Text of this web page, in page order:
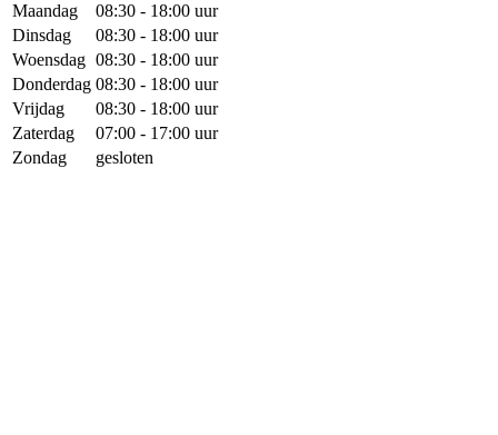
Maandag
08:30 - 18:00 uur
Dinsdag
08:30 - 18:00 uur
Woensdag 08:30 - 18:00 uur
Donderdag 08:30 - 18:00 uur
Vrijdag
08:30 - 18:00 uur
Zaterdag
07:00 - 17:00 uur
Zondag
gesloten